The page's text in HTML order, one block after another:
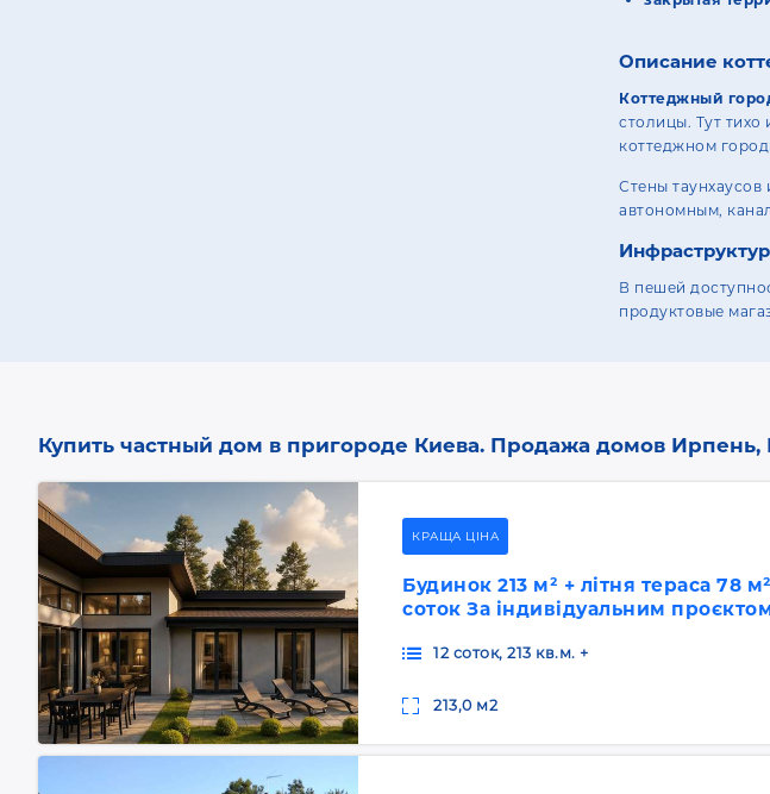
Описание
Коттеджный
столицы. Тут
коттеджном
Стены
автономным,
В пешей
продуктовые
Купить частный дом в пригороде Киева. Продажа домов Ирпень,
КРАЩА ЦІНА
Будинок 213 м² + літня тераса 78
соток За індивідуальним
12 соток, 213 кв.м. +
213,0 м2